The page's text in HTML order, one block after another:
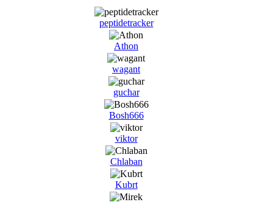
peptidetracker
Athon
wagant
guchar
Bosh666
viktor
Chlaban
Kubrt